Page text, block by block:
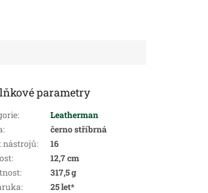
parametry
:
Leatherman
:
černo stříbrná
nástrojů:
16
:
12,7 cm
:
317,5 g
:
25 let*